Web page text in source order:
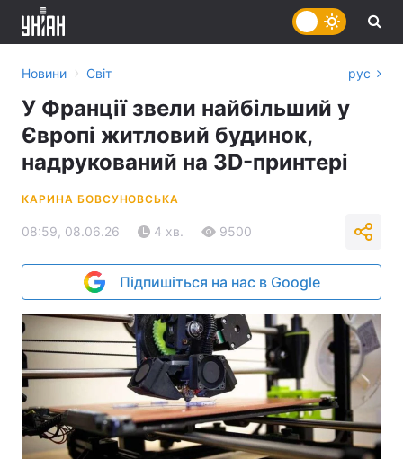
Новини › Світ рус
У Франції звели найбільший у
Європі житловий будинок,
надрукований на 3D-принтері
КАРИНА БОВСУНОВСЬКА
08:59, 08.06.26 4 хв. 9500
Підпишіться на нас в Google